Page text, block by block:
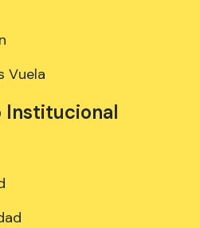
Vuela
Institucional